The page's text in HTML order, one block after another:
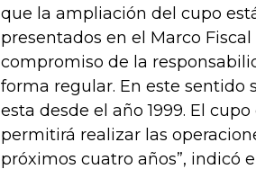
que la ampliación del cupo
presentados en el Marco
compromiso de la
forma regular. En este sentido
esta desde el año 1999. El
permitirá realizar las
próximos cuatro años”, indicó